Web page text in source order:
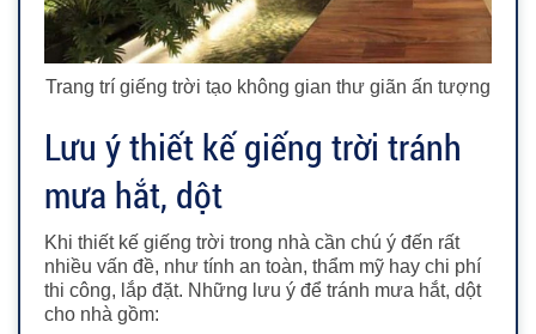
Trang trí giếng trời tạo không gian thư giãn ấn tượng
Lưu ý thiết kế giếng trời tránh
mưa hắt, dột
Khi thiết kế giếng trời trong nhà cần chú ý đến rất
nhiều vấn đề, như tính an toàn, thẩm mỹ hay chi phí
thi công, lắp đặt. Những lưu ý để tránh mưa hắt, dột
cho nhà gồm: